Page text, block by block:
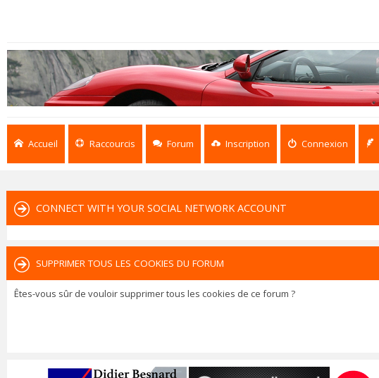
Accueil Raccourcis Forum Inscription Connexion
CONNECT WITH YOUR SOCIAL NETWORK ACCOUNT
SUPPRIMER TOUS LES COOKIES DU FORUM
Êtes-vous sûr de vouloir supprimer tous les cookies de ce forum ?